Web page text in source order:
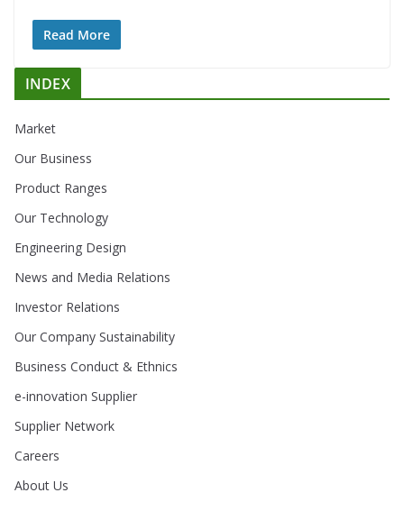
Read More
INDEX
Market
Our Business
Product Ranges
Our Technology
Engineering Design
News and Media Relations
Investor Relations
Our Company Sustainability
Business Conduct & Ethnics
e-innovation Supplier
Supplier Network
Careers
About Us